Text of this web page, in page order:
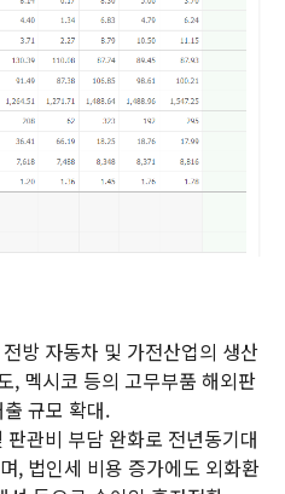
방 자동차 및 가전산업의 생산
, 멕시코 등의 고무부품 해외판
규모 확대.
관비 부담 완화로 전년동기대
, 법인세 비용 증가에도 외화환